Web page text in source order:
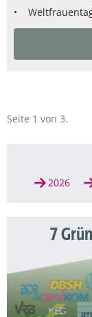
•
Seite 1 von 3.
2026
7